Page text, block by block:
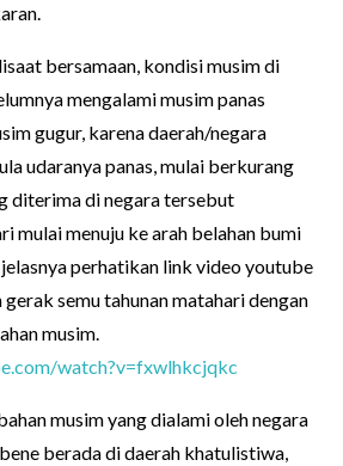
bersamaan, kondisi musim di
mengalami musim panas
gugur, karena daerah/negara
udaranya panas, mulai berkurang
diterima di negara tersebut
mulai menuju ke arah belahan bumi
perhatikan link video youtube
semu tahunan matahari dengan
musim.
watch?v=fxwlhkcjqkc
musim yang dialami oleh negara
berada di daerah khatulistiwa,